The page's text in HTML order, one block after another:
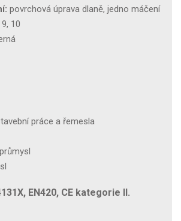
povrchová úprava dlaně, jedno máčení
9, 10
práce a řemesla
EN420, CE kategorie II.